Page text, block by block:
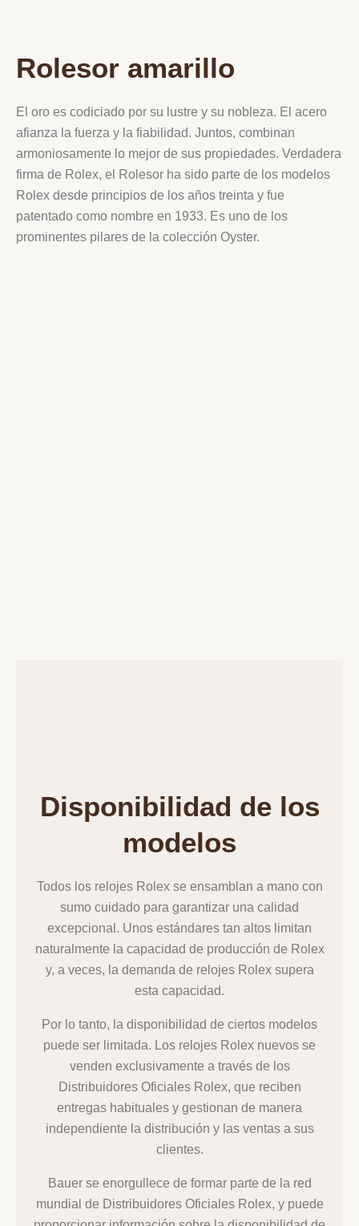
Rolesor amarillo
El oro es codiciado por su lustre y su nobleza. El acero
afianza la fuerza y la fiabilidad. Juntos, combinan
armoniosamente lo mejor de sus propiedades. Verdadera
firma de Rolex, el Rolesor ha sido parte de los modelos
Rolex desde principios de los años treinta y fue
patentado como nombre en 1933. Es uno de los
prominentes pilares de la colección Oyster.
Disponibilidad de los
modelos
Todos los relojes Rolex se ensamblan a mano con
sumo cuidado para garantizar una calidad
excepcional. Unos estándares tan altos limitan
naturalmente la capacidad de producción de Rolex
y, a veces, la demanda de relojes Rolex supera
esta capacidad.
Por lo tanto, la disponibilidad de ciertos modelos
puede ser limitada. Los relojes Rolex nuevos se
venden exclusivamente a través de los
Distribuidores Oficiales Rolex, que reciben
entregas habituales y gestionan de manera
independiente la distribución y las ventas a sus
clientes.
Bauer se enorgullece de formar parte de la red
mundial de Distribuidores Oficiales Rolex, y puede